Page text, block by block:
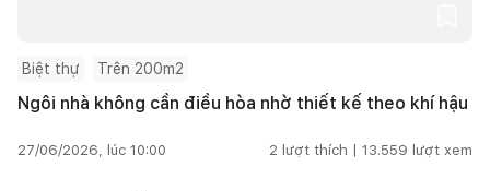
Biệt thự Trên 200m2
Ngôi nhà không cần điều hòa nhờ thiết kế theo khí hậu
27/06/2026, lúc 10:00 2 lượt thích | 13.559 lượt xem